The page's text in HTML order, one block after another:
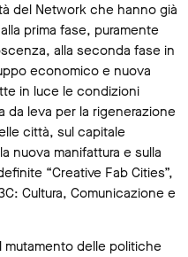
del Network che hanno già
prima fase, puramente
alla seconda fase in
economico e nuova
in luce le condizioni
da leva per la rigenerazione
città, sul capitale
nuova manifattura e sulla
“Creative Fab Cities”,
Cultura, Comunicazione e
mutamento delle politiche